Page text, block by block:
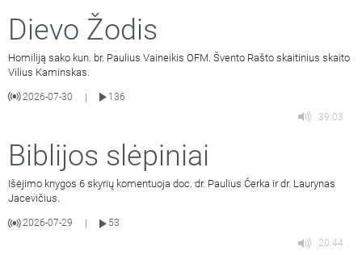
Dievo Žodis
Homiliją sako kun. br. Paulius Vaineikis OFM. Švento Rašto skaitinius skaito
Vilius Kaminskas.
2026-07-30 |
136
39:03
Biblijos slėpiniai
Išėjimo knygos 6 skyrių komentuoja doc. dr. Paulius Čerka ir dr. Laurynas
Jacevičius.
2026-07-29
53
20:44